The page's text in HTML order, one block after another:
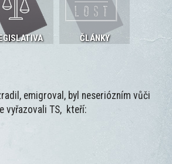
ČLÁNKY
emigroval, byl neseriózním vůči
vyřazovali TS, kteří: